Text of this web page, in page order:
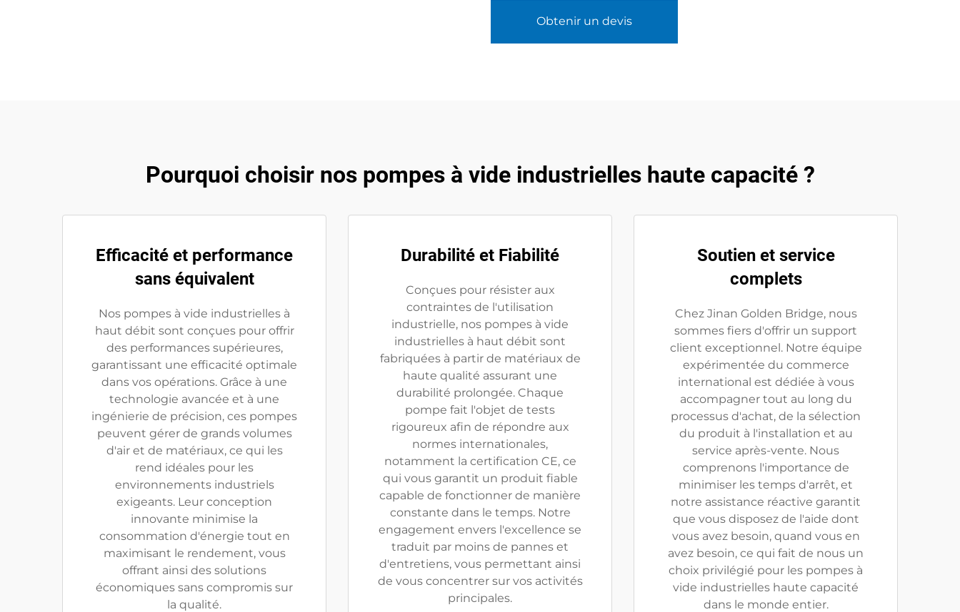
Obtenir un devis
Pourquoi choisir nos pompes à vide industrielles haute capacité ?
Efficacité et performance
sans équivalent
Nos pompes à vide industrielles à
haut débit sont conçues pour offrir
des performances supérieures,
garantissant une efficacité optimale
dans vos opérations. Grâce à une
technologie avancée et à une
ingénierie de précision, ces pompes
peuvent gérer de grands volumes
d'air et de matériaux, ce qui les
rend idéales pour les
environnements industriels
exigeants. Leur conception
innovante minimise la
consommation d'énergie tout en
maximisant le rendement, vous
offrant ainsi des solutions
économiques sans compromis sur
la qualité.
Durabilité et Fiabilité
Conçues pour résister aux
contraintes de l'utilisation
industrielle, nos pompes à vide
industrielles à haut débit sont
fabriquées à partir de matériaux de
haute qualité assurant une
durabilité prolongée. Chaque
pompe fait l'objet de tests
rigoureux afin de répondre aux
normes internationales,
notamment la certification CE, ce
qui vous garantit un produit fiable
capable de fonctionner de manière
constante dans le temps. Notre
engagement envers l'excellence se
traduit par moins de pannes et
d'entretiens, vous permettant ainsi
de vous concentrer sur vos activités
principales.
Soutien et service
complets
Chez Jinan Golden Bridge, nous
sommes fiers d'offrir un support
client exceptionnel. Notre équipe
expérimentée du commerce
international est dédiée à vous
accompagner tout au long du
processus d'achat, de la sélection
du produit à l'installation et au
service après-vente. Nous
comprenons l'importance de
minimiser les temps d'arrêt, et
notre assistance réactive garantit
que vous disposez de l'aide dont
vous avez besoin, quand vous en
avez besoin, ce qui fait de nous un
choix privilégié pour les pompes à
vide industrielles haute capacité
dans le monde entier.